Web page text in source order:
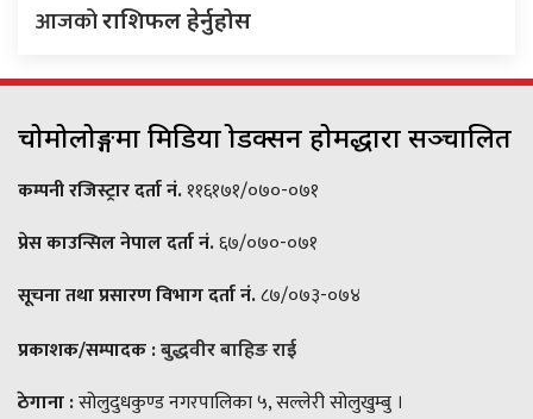
आजकोराशिफल हेर्नुहोस
चोमोलोङ्गमा मिडिया प्रोडक्सन होमद्धारा सञ्चालित
कम्पनी रजिस्ट्रार दर्ता नं.११६१७१/०७०-०७१
प्रेस काउन्सिल नेपाल दर्ता नं.६७/०७०-०७१
सूचना तथा प्रसारण विभाग दर्ता नं.८७/०७३-०७४
प्रकाशक/सम्पादक :बुद्धवीर बाहिङ राई
ठेगाना :सोलुदुधकुण्ड नगरपालिका ५, सल्लेरी सोलुखुम्बु ।